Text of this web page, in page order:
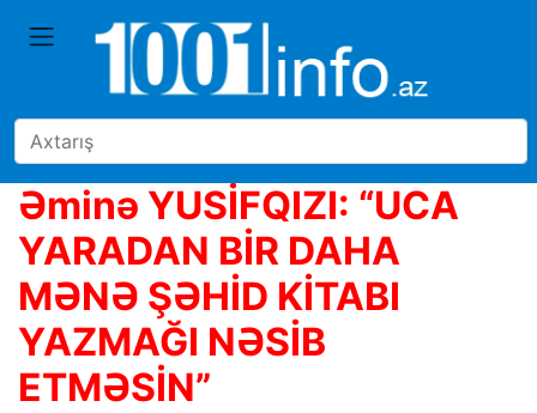
Əminə YUSİFQIZI: “UCA
YARADAN BİR DAHA
MƏNƏ ŞƏHİD KİTABI
YAZMAĞI NƏSİB
ETMƏSİN”